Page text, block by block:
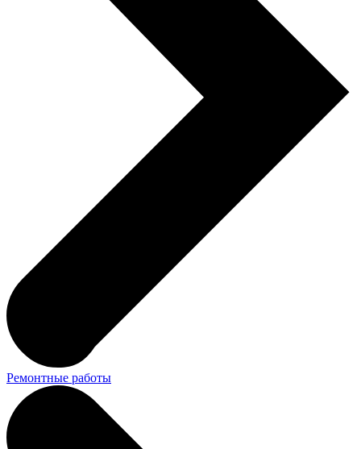
Ремонтные работы